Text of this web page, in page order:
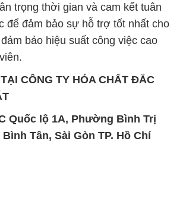
trọng thời gian và cam kết tuân
để đảm bảo sự hỗ trợ tốt nhất cho
bảo hiệu suất công việc cao
CÔNG TY HÓA CHẤT ĐẮC
Quốc lộ 1A, Phường Bình Trị
Tân, Sài Gòn TP. Hồ Chí